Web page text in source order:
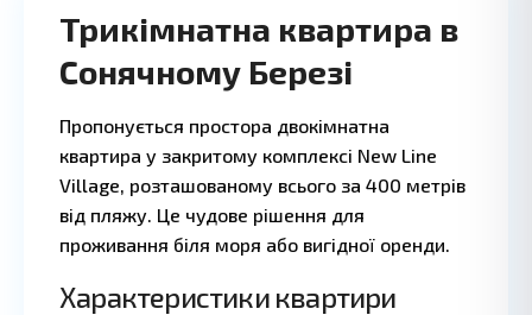
Трикімнатна квартира в
Сонячному Березі
Пропонується простора двокімнатна
квартира у закритому комплексі New Line
Village, розташованому всього за 400 метрів
від пляжу. Це чудове рішення для
проживання біля моря або вигідної оренди.
Характеристики квартири